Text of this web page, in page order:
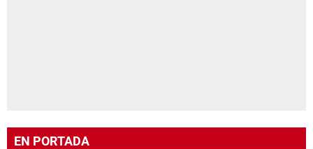
EN PORTADA